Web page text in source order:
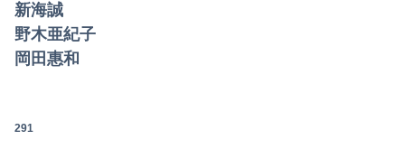
新海誠
野木亜紀子
岡田惠和
291